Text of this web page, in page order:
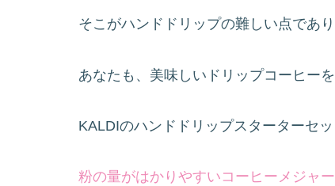
そこがハンドドリップの難しい点であ
あなたも、美味しいドリップコーヒー
KALDIのハンドドリップスターターセ
粉の量がはかりやすいコーヒーメジャ